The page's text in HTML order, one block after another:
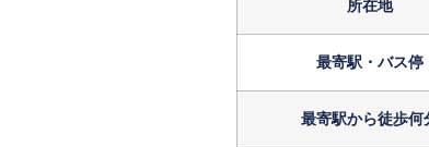
所在地
最寄駅・バス停
最寄駅から徒歩何